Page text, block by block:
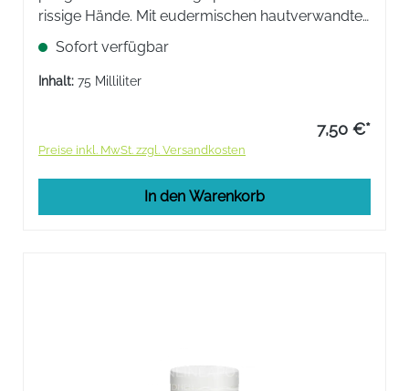
rissige Hände. Mit eudermischen hautverwandten
Fetten angereicherte Öl-in- Wasser-Emulsion, die
die Poren nicht verstopft und leicht aber
beständig ist.
Sofort verfügbar
Inhalt: 75 Milliliter
7,50 €*
Preise inkl. MwSt. zzgl. Versandkosten
In den Warenkorb